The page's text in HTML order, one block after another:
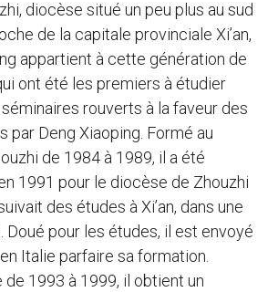
diocèse situé un peu plus au sud
de la capitale provinciale Xi’an,
appartient à cette génération de
ont été les premiers à étudier
rouverts à la faveur des
par Deng Xiaoping. Formé au
de 1984 à 1989, il a été
1991 pour le diocèse de Zhouzhi
des études à Xi’an, dans une
Doué pour les études, il est envoyé
Italie parfaire sa formation.
de 1993 à 1999, il obtient un